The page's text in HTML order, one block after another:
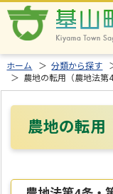
ホーム ＞分類から探す
＞ 農地の転用（農地法第4
農地の転用